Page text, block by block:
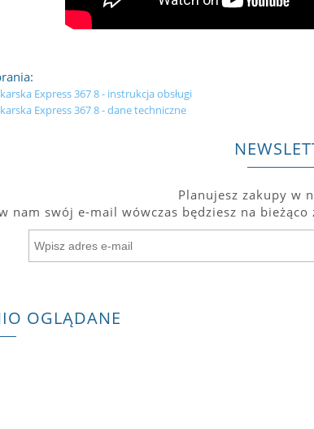
Express 367 8 - instrukcja obsługi
Express 367 8 - dane techniczne
Planujesz zakupy w
nam swój e-mail wówczas będziesz na
OGLĄDANE